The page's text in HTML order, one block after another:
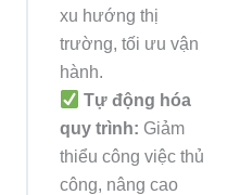
xu hướng thị
trường, tối ưu vận
hành.
Tự động hóa
quy trình: Giảm
thiểu công việc thủ
công, nâng cao